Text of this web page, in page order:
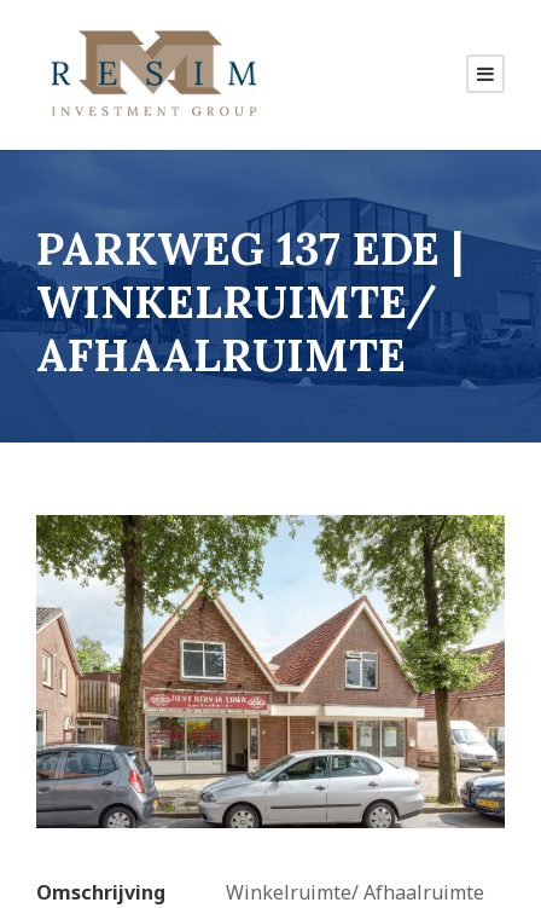
PARKWEG 137 EDE |
WINKELRUIMTE/
AFHAALRUIMTE
Omschrijving
Winkelruimte/ Afhaalruimte